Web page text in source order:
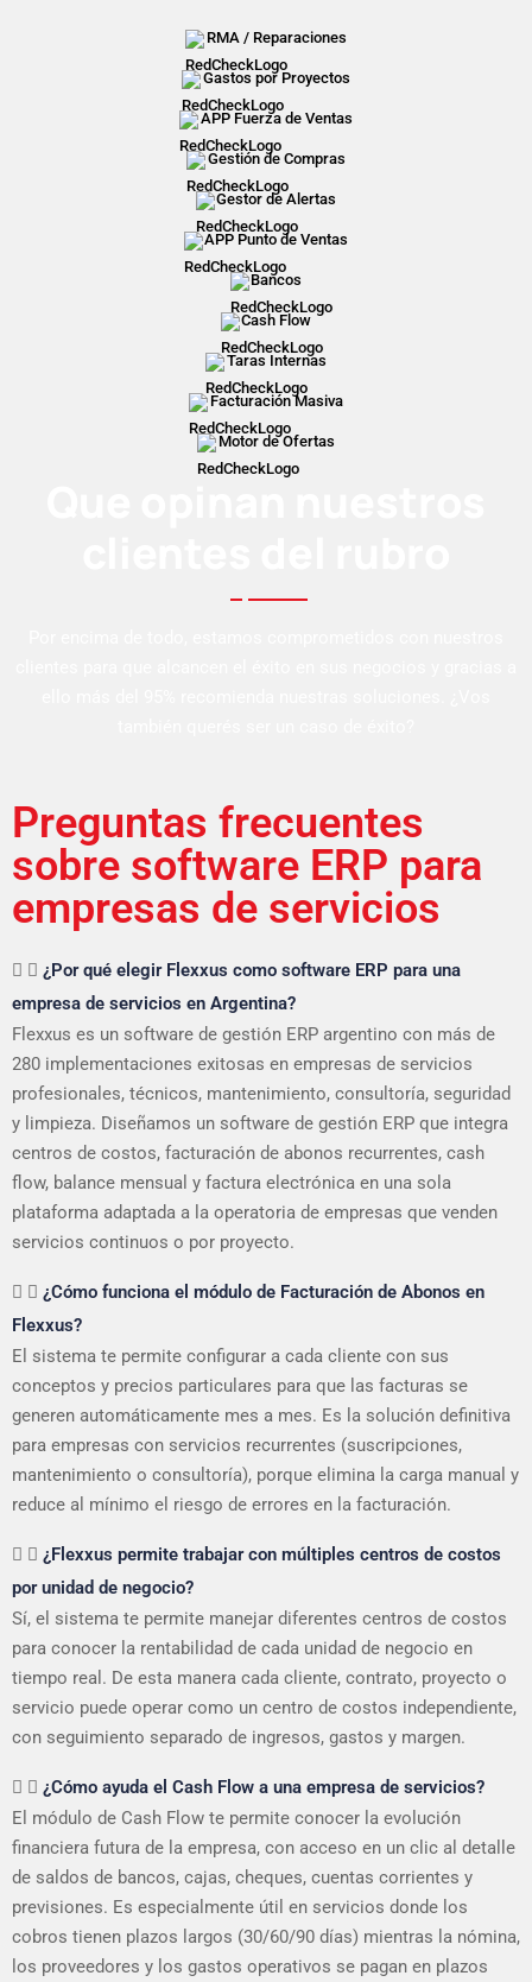
RMA / Reparaciones
Gastos por Proyectos
APP Fuerza de Ventas
Gestión de Compras
Gestor de Alertas
APP Punto de Ventas
Bancos
Cash Flow
Taras Internas
Facturación Masiva
Motor de Ofertas
Preguntas frecuentes
sobre software ERP para
empresas de servicios
¿Por qué elegir Flexxus como software ERP para una
empresa de servicios en Argentina?
Flexxus es un software de gestión ERP argentino con más de
280 implementaciones exitosas en empresas de servicios
profesionales, técnicos, mantenimiento, consultoría, seguridad
y limpieza. Diseñamos un software de gestión ERP que integra
centros de costos, facturación de abonos recurrentes, cash
flow, balance mensual y factura electrónica en una sola
plataforma adaptada a la operatoria de empresas que venden
servicios continuos o por proyecto.
¿Cómo funciona el módulo de Facturación de Abonos en
Flexxus?
El sistema te permite configurar a cada cliente con sus
conceptos y precios particulares para que las facturas se
generen automáticamente mes a mes. Es la solución definitiva
para empresas con servicios recurrentes (suscripciones,
mantenimiento o consultoría), porque elimina la carga manual y
reduce al mínimo el riesgo de errores en la facturación.
¿Flexxus permite trabajar con múltiples centros de costos
por unidad de negocio?
Sí, el sistema te permite manejar diferentes centros de costos
para conocer la rentabilidad de cada unidad de negocio en
tiempo real. De esta manera cada cliente, contrato, proyecto o
servicio puede operar como un centro de costos independiente,
con seguimiento separado de ingresos, gastos y margen.
¿Cómo ayuda el Cash Flow a una empresa de servicios?
El módulo de Cash Flow te permite conocer la evolución
financiera futura de la empresa, con acceso en un clic al detalle
de saldos de bancos, cajas, cheques, cuentas corrientes y
previsiones. Es especialmente útil en servicios donde los
cobros tienen plazos largos (30/60/90 días) mientras la nómina,
los proveedores y los gastos operativos se pagan en plazos